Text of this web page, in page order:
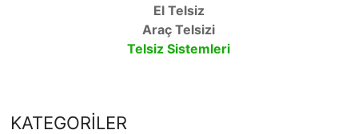
El Telsiz
Araç Telsizi
Telsiz Sistemleri
KATEGORİLER